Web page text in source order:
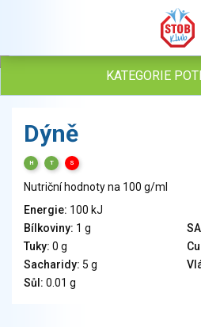
KATEGORIE
Vejce
Mléko
Veganské a vegetariánské výrobky
Tuky
Obiloviny, mouka, cereální výrobky
Chléb, pečivo, křehké chleby,
Dýně
H T S
Nutriční hodnoty na 100 g/ml
Energie: 100 kJ
Bílkoviny: 1 g
Tuky: 0 g
Sacharidy: 5 g
Sůl: 0.01 g